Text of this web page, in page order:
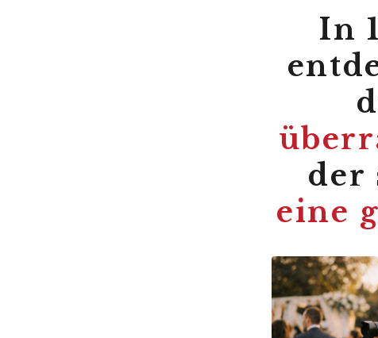
In
der
eine